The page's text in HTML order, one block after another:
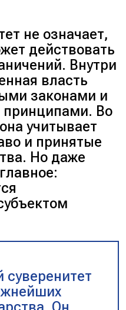
не означает,
действовать
Внутри
власть
законами и
принципами. Во
учитывает
и принятые
Но даже
суверенитет